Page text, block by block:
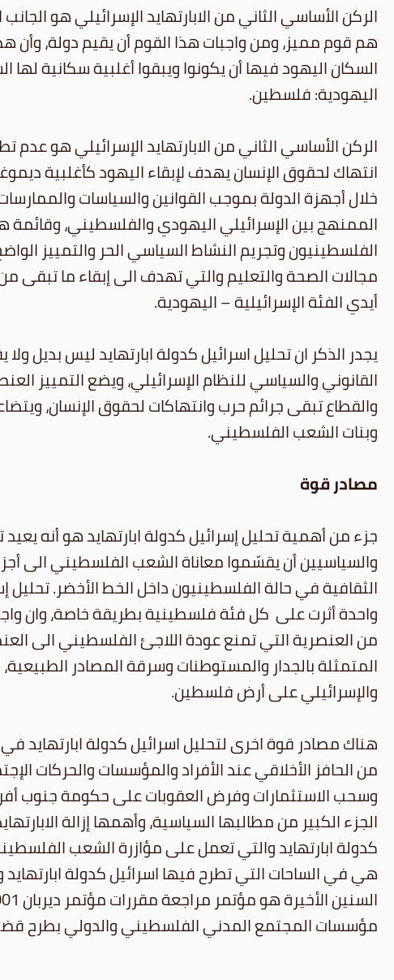
الركن الأساسي الثاني من الابارتهايد الإسرائيلي هو
هم قوم مميز، ومن واجبات هذا القوم أن يقيم دولة، وأن
السكان اليهود فيها أن يكونوا ويبقوا أغلبية سكانية
اليهودية: فلسطين.
الركن الأساسي الثاني من الابارتهايد الإسرائيلي هو
انتهاك لحقوق الإنسان يهدف لإبقاء اليهود كأغلبية
خلال أجهزة الدولة بموجب القوانين والسياسات
الممنهج بين الإسرائيلي اليهودي والفلسطيني،
الفلسطينيون وتجريم النشاط السياسي الحر والتمييز
مجالات الصحة والتعليم والتي تهدف الى إبقاء ما
أيدي الفئة الإسرائيلية – اليهودية.
يجدر الذكر ان تحليل اسرائيل كدولة ابارتهايد ليس بديل
القانوني والسياسي للنظام الإسرائيلي، ويضع التمييز
والقطاع تبقى جرائم حرب وانتهاكات لحقوق الإنسان،
وبنات الشعب الفلسطيني.
مصادر قوة
جزء من أهمية تحليل إسرائيل كدولة ابارتهايد هو أنه
والسياسيين أن يقسّموا معاناة الشعب الفلسطيني الى
الثقافية في حالة الفلسطينيون داخل الخط الأخضر.
واحدة أثرت على كل فئة فلسطينية بطريقة خاصة، وان
من العنصرية التي تمنع عودة اللاجئ الفلسطيني الى
المتمثلة بالجدار والمستوطنات وسرقة المصادر
والإسرائيلي على أرض فلسطين.
هناك مصادر قوة اخرى لتحليل اسرائيل كدولة ابارتهايد
من الحافز الأخلاقي عند الأفراد والمؤسسات والحركات
وسحب الاستثمارات وفرض العقوبات على حكومة جنوب
الجزء الكبير من مطالبها السياسية، وأهمها إزالة
كدولة ابارتهايد والتي تعمل على مؤازرة الشعب
هي في الساحات التي تطرح فيها اسرائيل كدولة
مؤسسات المجتمع المدني الفلسطيني والدولي بطرح